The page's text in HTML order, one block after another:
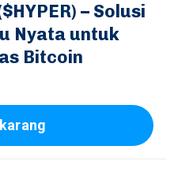
– Solusi
Nyata untuk
Bitcoin